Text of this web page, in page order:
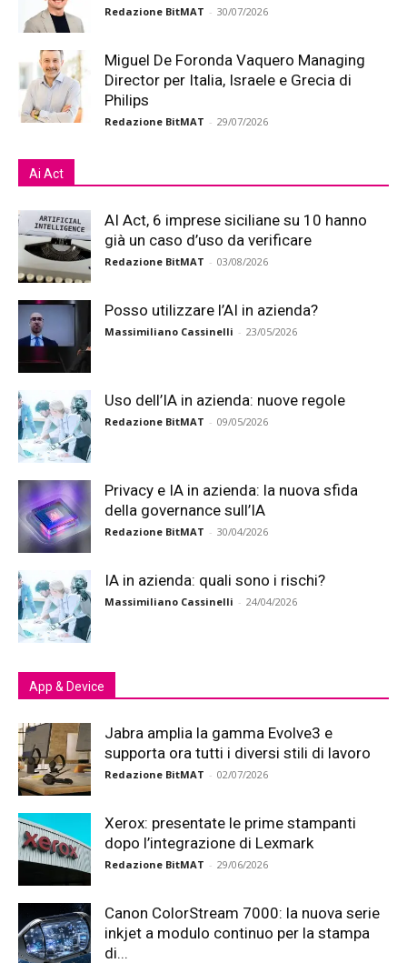
Redazione BitMAT - 30/07/2026
Miguel De Foronda Vaquero Managing
Director per Italia, Israele e Grecia di
Philips
Redazione BitMAT - 29/07/2026
Ai Act
AI Act, 6 imprese siciliane su 10 hanno
già un caso d’uso da verificare
Redazione BitMAT - 03/08/2026
Posso utilizzare l’AI in azienda?
Massimiliano Cassinelli - 23/05/2026
Uso dell’IA in azienda: nuove regole
Redazione BitMAT - 09/05/2026
Privacy e IA in azienda: la nuova sfida
della governance sull’IA
Redazione BitMAT - 30/04/2026
IA in azienda: quali sono i rischi?
Massimiliano Cassinelli - 24/04/2026
App & Device
Jabra amplia la gamma Evolve3 e
supporta ora tutti i diversi stili di lavoro
Redazione BitMAT - 02/07/2026
Xerox: presentate le prime stampanti
dopo l’integrazione di Lexmark
Redazione BitMAT - 29/06/2026
Canon ColorStream 7000: la nuova serie
inkjet a modulo continuo per la stampa
di...